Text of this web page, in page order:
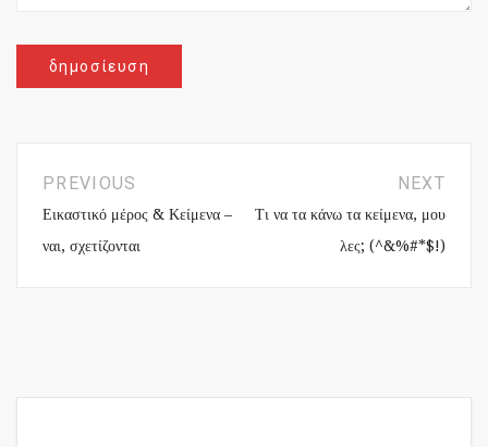
PREVIOUS
Εικαστικό μέρος & Κείμενα –
ναι, σχετίζονται
NEXT
Τι να τα κάνω τα κείμενα, μου
λες; (^&%#*$!)